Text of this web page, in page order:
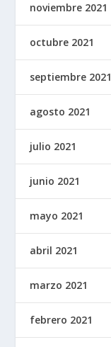
noviembre 2021
octubre 2021
septiembre 2021
agosto 2021
julio 2021
junio 2021
mayo 2021
abril 2021
marzo 2021
febrero 2021